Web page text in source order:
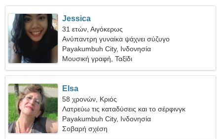
Jessica
31 ετών, Αιγόκερως
Ανύπαντρη γυναίκα ψάχνει σύζυγο
Payakumbuh City, Ινδονησία
Μουσική γραφή, Ταξίδι
Elsa
58 χρονών, Κριός
Λατρεύω τις καταδύσεις και το σέρφινγκ
Payakumbuh City, Ινδονησία
Σοβαρή σχέση